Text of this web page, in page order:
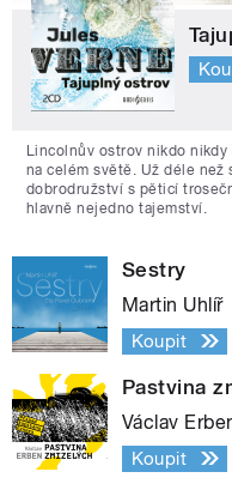
Lincolnův ostrov nikdo nikdy
na celém světě. Už déle
dobrodružství s pěticí
hlavně nejedno tajemství.
Sestry
Martin Uhlíř
Koupit
Pastvina
Václav
Koupit